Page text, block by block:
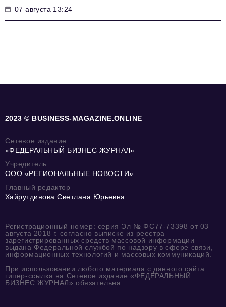
07 августа 13:24
2023 © BUSINESS-MAGAZINE.ONLINE
Сетевое издание
«ФЕДЕРАЛЬНЫЙ БИЗНЕС ЖУРНАЛ»
Учредитель
ООО «РЕГИОНАЛЬНЫЕ НОВОСТИ»
Главный редактор
Хайрутдинова Светлана Юрьевна
Регистрационный номер: серия Эл № ФС77-73398 от 03
августа 2018 г. согласно выписке из реестра
зарегистрированных средств массовой информации
выдана Федеральной службой по надзору в сфере связи,
информационных технологий и массовых коммуникаций.
При использовании любого материала с данного сайта
гипер-ссылка на Сетевое издание «ФЕДЕРАЛЬНЫЙ
БИЗНЕС ЖУРНАЛ» обязательна.